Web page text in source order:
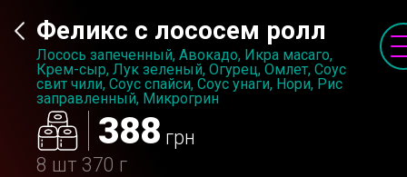
Феликс с лососем ролл
Лосось запеченный, Авокадо, Икра масаго,
Крем-сыр, Лук зеленый, Огурец, Омлет, Соус
свит чили, Соус спайси, Соус унаги, Нори, Рис
заправленный, Микрогрин
388 грн
8 шт 370 г